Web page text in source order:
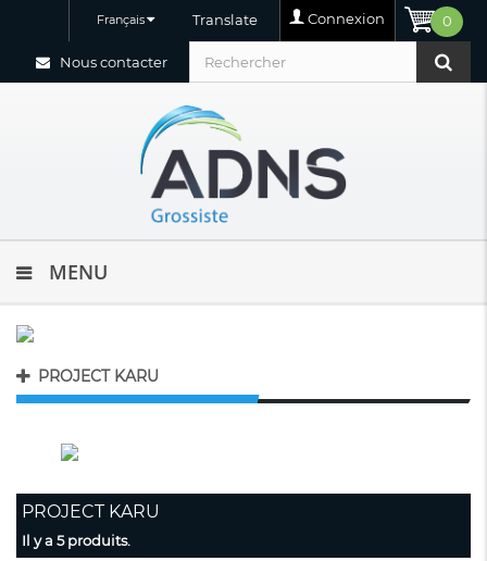
0
Connexion
Translate
Français
Nous contacter
MENU
PROJECT KARU
PROJECT KARU
Il y a 5 produits.